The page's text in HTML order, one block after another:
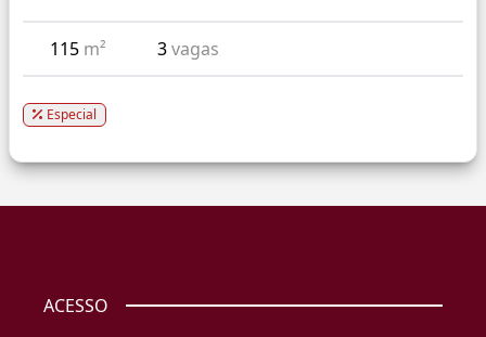
115 m² 3vagas
Especial
ACESSO